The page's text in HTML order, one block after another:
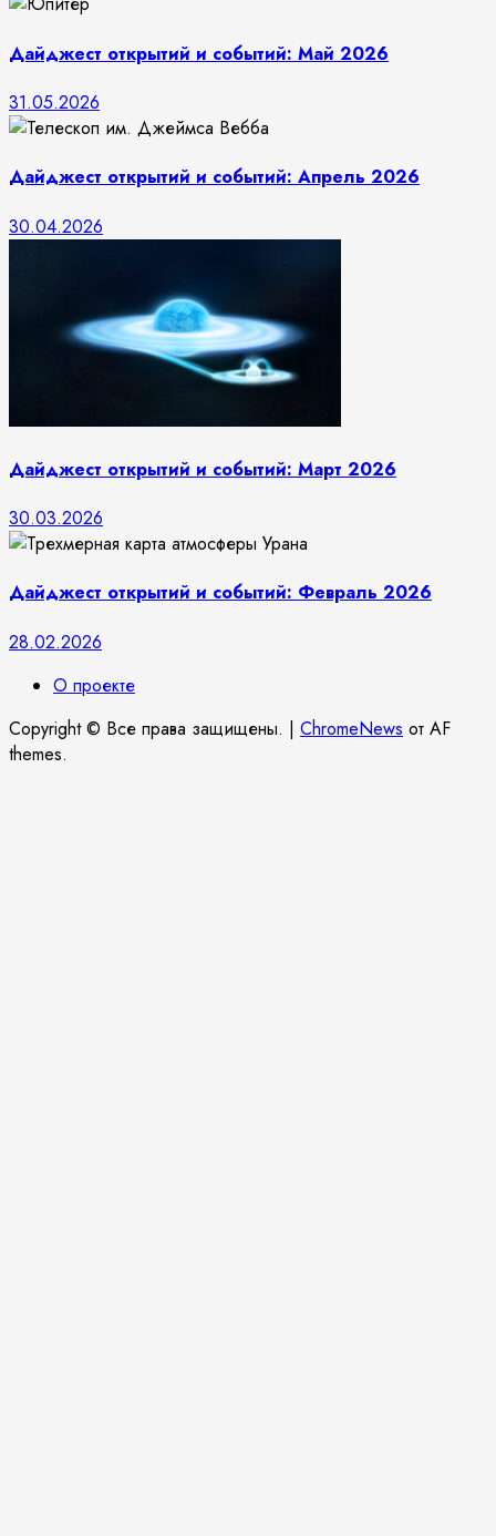
Дайджест открытий и событий: Май 2026
31.05.2026
Дайджест открытий и событий: Апрель 2026
30.04.2026
Дайджест открытий и событий: Март 2026
30.03.2026
Дайджест открытий и событий: Февраль 2026
28.02.2026
О проекте
Copyright © Все права защищены. | ChromeNews от AF
themes.